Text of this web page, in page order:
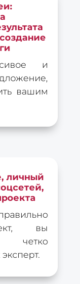
и
вашим
личный
вы